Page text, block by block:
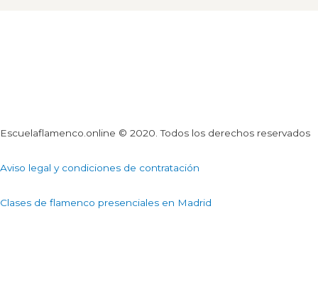
Escuelaflamenco.online © 2020. Todos los derechos reservados
Aviso legal y condiciones de contratación
Clases de flamenco presenciales en Madrid